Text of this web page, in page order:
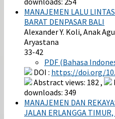
MANAJEMEN LALU
BARAT DENPASAR BALI
Alexander Y. Koli, Anak
Aryastana
33-42
PDF (Bahasa
DOI : https://doi.org/
Abstract views: 182 ,
downloads: 349
MANAJEMEN DAN
JALAN ERLANGGA